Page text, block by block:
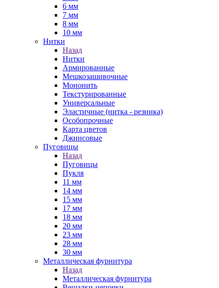
6 мм
7 мм
8 мм
10 мм
Нитки
Назад
Нитки
Армированные
Мешкозашивочные
Мононить
Текстурированные
Универсальные
Эластичные (нитка - резинка)
Особопрочные
Карта цветов
Джинсовые
Пуговицы
Назад
Пуговицы
Пукля
11 мм
14 мм
15 мм
17 мм
18 мм
20 мм
23 мм
28 мм
30 мм
Металлическая фурнитура
Назад
Металлическая фурнитура